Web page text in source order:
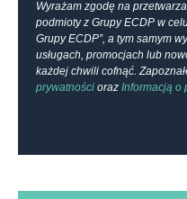
Wyrażam zgodę na
podmioty z Grupy ECDP w
Grupy ECDP”, a tym samym
usługach, promocjach lub
każdej chwili cofnąć.
prywatności oraz Informacją o